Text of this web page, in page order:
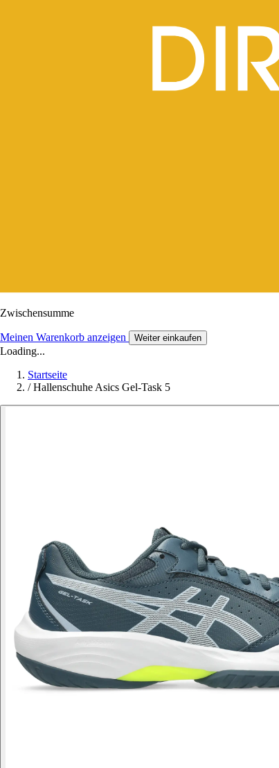
Zwischensumme
Meinen Warenkorb anzeigen Weiter einkaufen
Loading...
Startseite
/ Hallenschuhe Asics Gel-Task 5